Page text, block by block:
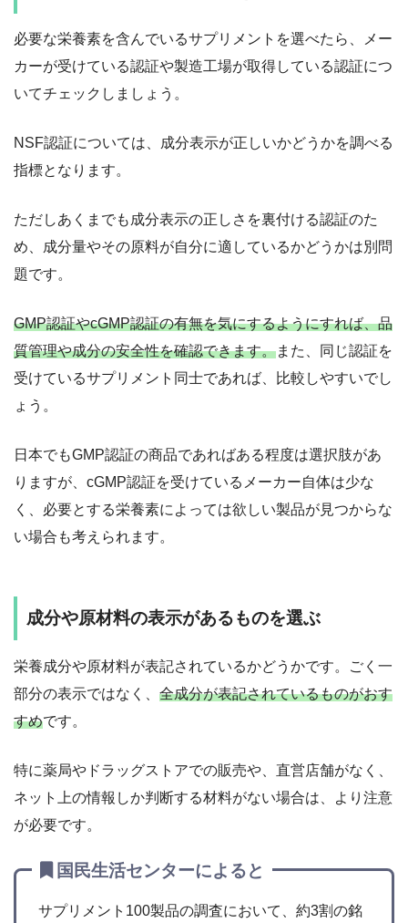
必要な栄養素を含んでいるサプリメントを選べたら、メー
カーが受けている認証や製造工場が取得している認証につ
いてチェックしましょう。
NSF認証については、成分表示が正しいかどうかを調べる
指標となります。
ただしあくまでも成分表示の正しさを裏付ける認証のた
め、成分量やその原料が自分に適しているかどうかは別問
題です。
GMP認証やcGMP認証の有無を気にするようにすれば、品
質管理や成分の安全性を確認できます。また、同じ認証を
受けているサプリメント同士であれば、比較しやすいでし
ょう。
日本でもGMP認証の商品であればある程度は選択肢があ
りますが、cGMP認証を受けているメーカー自体は少な
く、必要とする栄養素によっては欲しい製品が見つからな
い場合も考えられます。
成分や原材料の表示があるものを選ぶ
栄養成分や原材料が表記されているかどうかです。ごく一
部分の表示ではなく、 全成分が表記されているものがおす
すめです。
特に薬局やドラッグストアでの販売や、直営店舗がなく、
ネット上の情報しか判断する材料がない場合は、より注意
が必要です。
国民生活センターによると
サプリメント100製品の調査において、約3割の銘